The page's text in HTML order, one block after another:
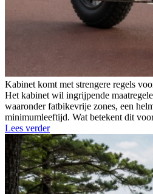
Kabinet komt met strengere regels
Het kabinet wil ingrijpende
waaronder fatbikevrije zones, een
minimumleeftijd. Wat betekent dit
Lees verder